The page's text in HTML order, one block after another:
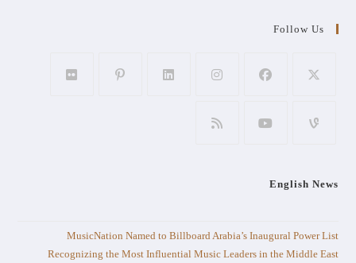
Follow Us
English News
MusicNation Named to Billboard Arabia’s Inaugural Power List
Recognizing the Most Influential Music Leaders in the Middle East